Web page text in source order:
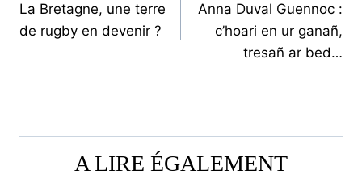
DE
La Bretagne, une terre
de rugby en devenir ?
Anna Duval Guennoc :
c’hoari en ur ganañ,
tresañ ar bed…
A LIRE ÉGALEMENT